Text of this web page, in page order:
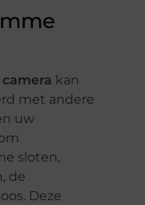
kan
met andere
uw
sloten,
de
Deze